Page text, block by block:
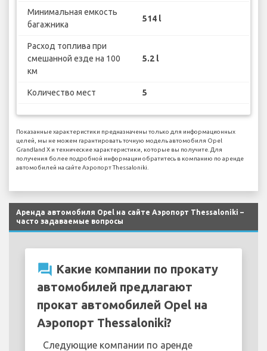
Минимальная емкость
багажника
514 l
Расход топлива при
смешанной езде на 100
км
5.2 l
Количество мест 5
Показанные характеристики предназначены только для информационных
целей, мы не можем гарантировать точную модель автомобиля Opel
Grandland X и технические характеристики, которые вы получите. Для
получения более подробной информации обратитесь в компанию по аренде
автомобилей на сайте Аэропорт Thessaloniki.
Аренда автомобиля Opel на сайте Аэропорт Thessaloniki –
часто задаваемые вопросы
question_answer Какие компании по прокату
автомобилей предлагают
прокат автомобилей Opel на
Аэропорт Thessaloniki?
Следующие компании по аренде